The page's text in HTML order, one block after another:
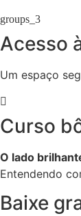
Acesso
Um espaço
Curso
O lado
Entendendo
Baixe